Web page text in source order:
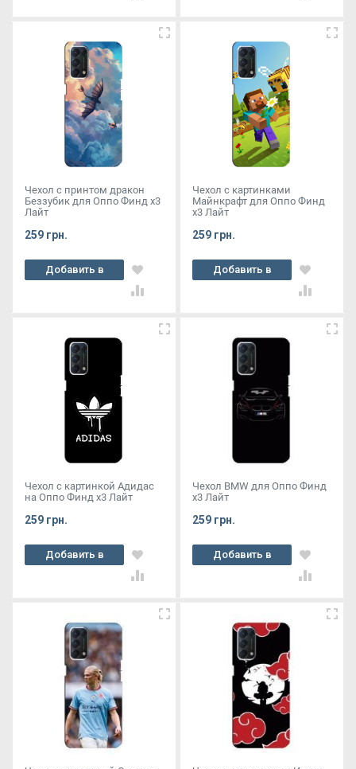
Чехол с принтом дракон
Беззубик для Оппо Финд х3
Лайт
259 грн.
Добавить в
корзину
Чехол с картинками
Майнкрафт для Оппо Финд
х3 Лайт
259 грн.
Добавить в
корзину
Чехол с картинкой Адидас
на Оппо Финд х3 Лайт
259 грн.
Добавить в
корзину
Чехол BMW для Оппо Финд
х3 Лайт
259 грн.
Добавить в
корзину